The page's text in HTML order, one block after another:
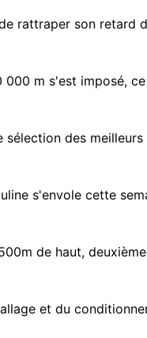
rattraper son retard
m s'est imposé,
sélection des
s'envole cette
de haut,
et du